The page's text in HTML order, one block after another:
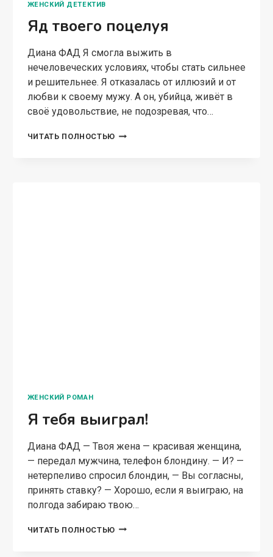
ЖЕНСКИЙ ДЕТЕКТИВ
Яд твоего поцелуя
Диана ФАД Я смогла выжить в
нечеловеческих условиях, чтобы стать сильнее
и решительнее. Я отказалась от иллюзий и от
любви к своему мужу. А он, убийца, живёт в
своё удовольствие, не подозревая, что…
ЧИТАТЬ ПОЛНОСТЬЮ ЯД
ЖЕНСКИЙ РОМАН
Я тебя выиграл!
Диана ФАД — Твоя жена — красивая женщина,
— передал мужчина, телефон блондину. — И? —
нетерпеливо спросил блондин, — Вы согласны,
принять ставку? — Хорошо, если я выиграю, на
полгода забираю твою…
ЧИТАТЬ ПОЛНОСТЬЮ Я